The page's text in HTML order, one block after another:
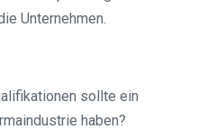
Unternehmen.
sollte ein
haben?